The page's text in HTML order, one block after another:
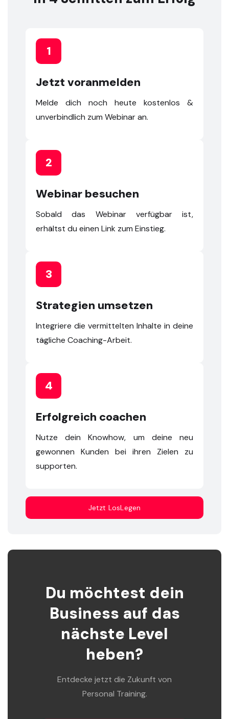
1
Jetzt voranmelden
Melde dich noch heute kostenlos &
unverbindlich zum Webinar an.
2
Webinar besuchen
Sobald das Webinar verfügbar ist,
erhältst du einen Link zum Einstieg.
3
Strategien umsetzen
Integriere die vermittelten Inhalte in deine
tägliche Coaching-Arbeit.
4
Erfolgreich coachen
Nutze dein Knowhow, um deine neu
gewonnen Kunden bei ihren Zielen zu
supporten.
Jetzt LosLegen
Du möchtest dein
Business auf das
nächste Level
heben?
Entdecke jetzt die Zukunft von
Personal Training.